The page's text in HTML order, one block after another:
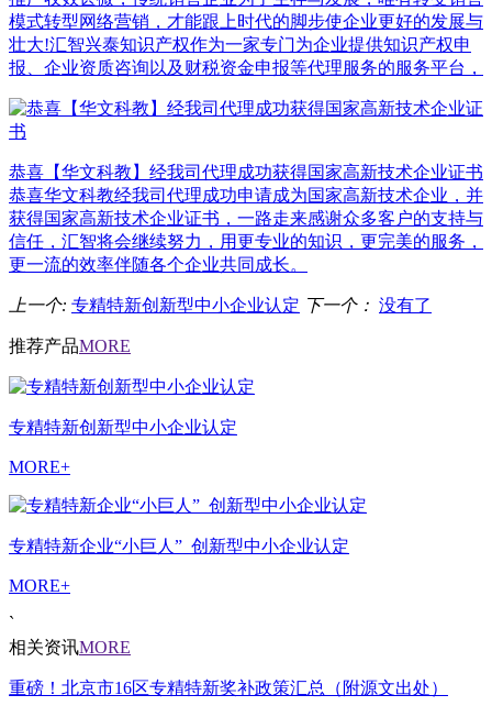
模式转型网络营销，才能跟上时代的脚步使企业更好的发展与
壮大!汇智兴泰知识产权作为一家专门为企业提供知识产权申
报、企业资质咨询以及财税资金申报等代理服务的服务平台，
恭喜【华文科教】经我司代理成功获得国家高新技术企业证书
恭喜华文科教经我司代理成功申请成为国家高新技术企业，并
获得国家高新技术企业证书，一路走来感谢众多客户的支持与
信任，汇智将会继续努力，用更专业的知识，更完美的服务，
更一流的效率伴随各个企业共同成长。
上一个: 专精特新创新型中小企业认定 下一个： 没有了
推荐产品MORE
专精特新创新型中小企业认定
MORE+
专精特新企业“小巨人”_创新型中小企业认定
MORE+
`
相关资讯MORE
重磅！北京市16区专精特新奖补政策汇总（附源文出处）